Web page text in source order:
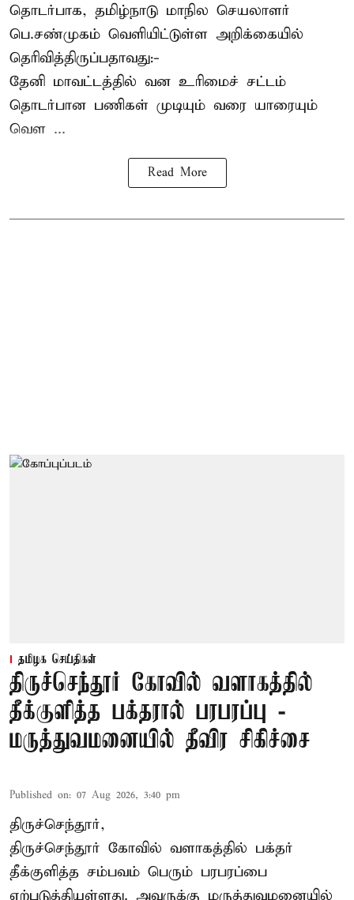
தொடர்பாக, தமிழ்நாடு மாநில செயலாளர்
பெ.சண்முகம் வெளியிட்டுள்ள அறிக்கையில்
தெரிவித்திருப்பதாவது:-
தேனி மாவட்டத்தில் வன உரிமைச் சட்டம்
தொடர்பான பணிகள் முடியும் வரை யாரையும்
வெள ...
Read More
தமிழக செய்திகள்
திருச்செந்தூர் கோவில் வளாகத்தில்
தீக்குளித்த பக்தரால் பரபரப்பு -
மருத்துவமனையில் தீவிர சிகிச்சை
Published on: 07 Aug 2026, 3:40 pm
திருச்செந்தூர்,
திருச்செந்தூர் கோவில் வளாகத்தில் பக்தர்
தீக்குளித்த சம்பவம் பெரும் பரபரப்பை
ஏற்படுத்தியுள்ளது. அவருக்கு மருத்துவமனையில்